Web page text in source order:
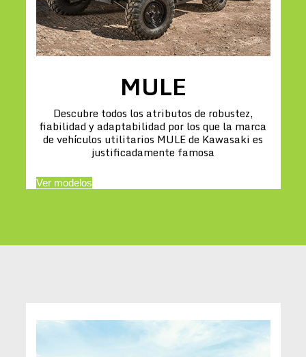
MULE
Descubre todos los atributos de robustez,
fiabilidad y adaptabilidad por los que la marca
de vehículos utilitarios MULE de Kawasaki es
justificadamente famosa
Ver modelos